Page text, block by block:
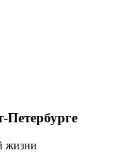
Петербурге
жизни